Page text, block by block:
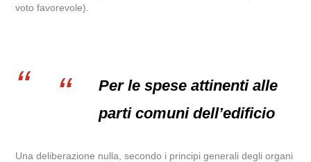
voto favorevole).
Per le spese attinenti alle
parti comuni dell’edificio
Una deliberazione nulla, secondo i principi generali degli organi